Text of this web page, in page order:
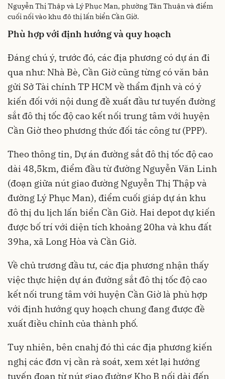
Nguyễn Thị Thập và Lý Phục Man, phường Tân Thuận và điểm
cuối nối vào khu đô thị lấn biển Cần Giờ.
Phù hợp với định hướng và quy hoạch
Đáng chú ý, trước đó, các địa phương có dự án đi
qua như: Nhà Bè, Cần Giờ cũng từng có văn bản
gửi Sở Tài chính TP HCM về thẩm định và có ý
kiến đối với nội dung đề xuất đầu tư tuyến đường
sắt đô thị tốc độ cao kết nối trung tâm với huyện
Cần Giờ theo phương thức đối tác công tư (PPP).
Theo thông tin, Dự án đường sắt đô thị tốc độ cao
dài 48,5km, điểm đầu từ đường Nguyễn Văn Linh
(đoạn giữa nút giao đường Nguyễn Thị Thập và
đường Lý Phục Man), điểm cuối giáp dự án khu
đô thị du lịch lấn biển Cần Giờ. Hai depot dự kiến
được bố trí với diện tích khoảng 20ha và khu đất
39ha, xã Long Hòa và Cần Giờ.
Về chủ trương đầu tư, các địa phương nhận thấy
việc thực hiện dự án đường sắt đô thị tốc độ cao
kết nối trung tâm với huyện Cần Giờ là phù hợp
với định hướng quy hoạch chung đang được đề
xuất điều chỉnh của thành phố.
Tuy nhiên, bên cnahj đó thì các địa phương kiến
nghị các đơn vị cần rà soát, xem xét lại hướng
tuyến đoạn từ nút giao đường Kho B nối dài đến